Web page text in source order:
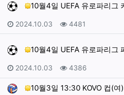
10월4일 UEFA 유로파리그 카
작성일
2024.10.03 조회
4481
10월4일 UEFA 유로파리그 페
작성일
2024.10.03 조회
4386
10월3일 13:30 KOVO 컵(